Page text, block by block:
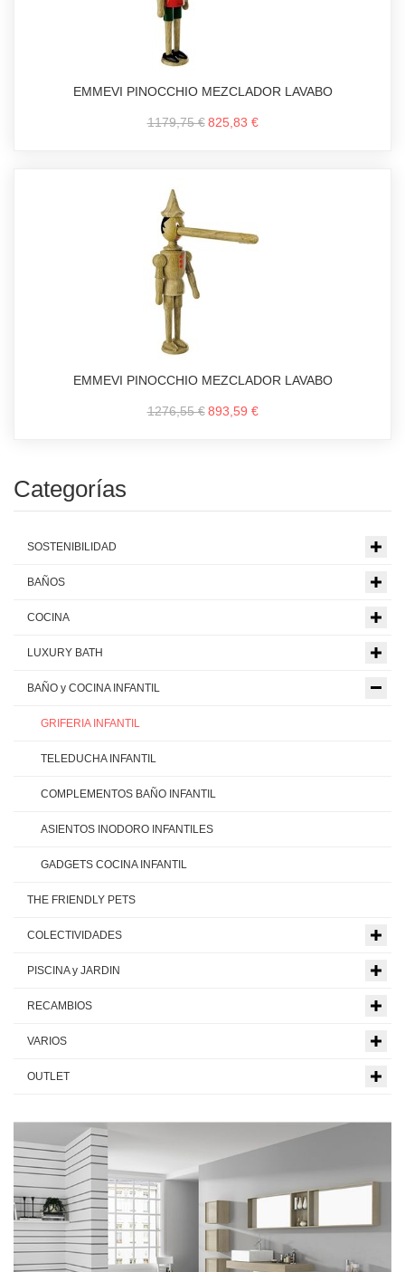
EMMEVI PINOCCHIO MEZCLADOR LAVABO
1179,75 € 825,83 €
EMMEVI PINOCCHIO MEZCLADOR LAVABO
1276,55 € 893,59 €
Categorías
SOSTENIBILIDAD
BAÑOS
COCINA
LUXURY BATH
BAÑO y COCINA INFANTIL
GRIFERIA INFANTIL
TELEDUCHA INFANTIL
COMPLEMENTOS BAÑO INFANTIL
ASIENTOS INODORO INFANTILES
GADGETS COCINA INFANTIL
THE FRIENDLY PETS
COLECTIVIDADES
PISCINA y JARDIN
RECAMBIOS
VARIOS
OUTLET